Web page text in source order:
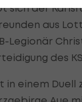
sich der
aus
Legionär
des
in einem Duell